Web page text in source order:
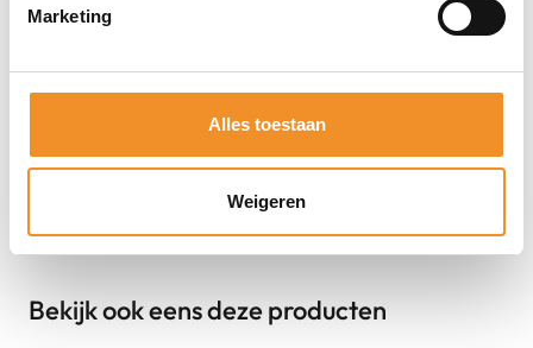
Marketing
Alles toestaan
Weigeren
Bekijk ook eens deze producten